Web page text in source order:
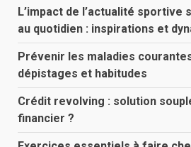
L’impact de l’actualité
au quotidien : inspirations et
Prévenir les maladies
dépistages et habitudes
Crédit revolving : solution
financier ?